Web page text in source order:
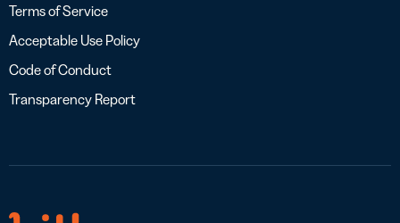
Terms of Service
Acceptable Use Policy
Code of Conduct
Transparency Report